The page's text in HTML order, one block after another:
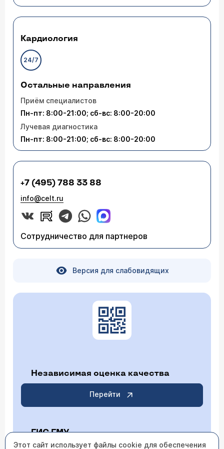
Кардиология
24/7
Остальные направления
Приём специалистов
Пн-пт: 8:00-21:00; сб-вс: 8:00-20:00
Лучевая диагностика
Пн-пт: 8:00-21:00; сб-вс: 8:00-20:00
+7 (495) 788 33 88
info@celt.ru
Сотрудничество для партнеров
Версия для слабовидящих
Независимая оценка качества
Перейти
ГИС ГМУ
Этот сайт использует файлы cookie для обеспечения